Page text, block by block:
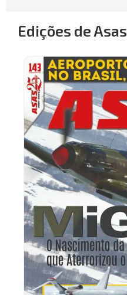
Edições de Asas